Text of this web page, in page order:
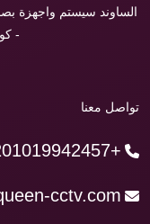
الساوند سيستم واجهزة
-
تواصل معنا
+201019942457
cctv.com